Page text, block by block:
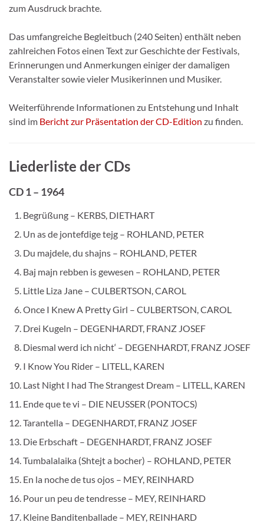
zum Ausdruck brachte.
Das umfangreiche Begleitbuch (240 Seiten) enthält neben
zahlreichen Fotos einen Text zur Geschichte der Festivals,
Erinnerungen und Anmerkungen einiger der damaligen
Veranstalter sowie vieler Musikerinnen und Musiker.
Weiterführende Informationen zu Entstehung und Inhalt
sind im Bericht zur Präsentation der CD-Edition zu finden.
Liederliste der CDs
CD 1 – 1964
Begrüßung – KERBS, DIETHART
Un as de jontefdige tejg – ROHLAND, PETER
Du majdele, du shajns – ROHLAND, PETER
Baj majn rebben is gewesen – ROHLAND, PETER
Little Liza Jane – CULBERTSON, CAROL
Once I Knew A Pretty Girl – CULBERTSON, CAROL
Drei Kugeln – DEGENHARDT, FRANZ JOSEF
Diesmal werd ich nicht‘ – DEGENHARDT, FRANZ JOSEF
I Know You Rider – LITELL, KAREN
Last Night I had The Strangest Dream – LITELL, KAREN
Ende que te vi – DIE NEUSSER (PONTOCS)
Tarantella – DEGENHARDT, FRANZ JOSEF
Die Erbschaft – DEGENHARDT, FRANZ JOSEF
Tumbalalaika (Shtejt a bocher) – ROHLAND, PETER
En la noche de tus ojos – MEY, REINHARD
Pour un peu de tendresse – MEY, REINHARD
Kleine Banditenballade – MEY, REINHARD